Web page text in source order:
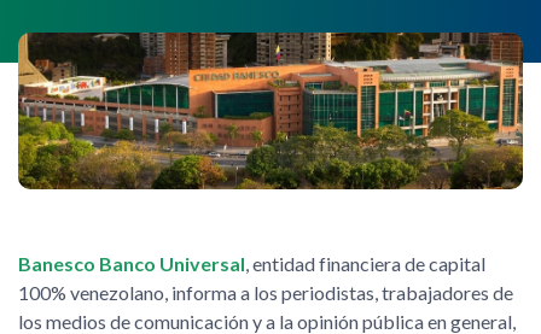
Banesco Banco Universal , entidad financiera de capital
100% venezolano, informa a los periodistas, trabajadores de
los medios de comunicación y a la opinión pública en general,